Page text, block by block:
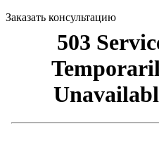
Заказать консультацию